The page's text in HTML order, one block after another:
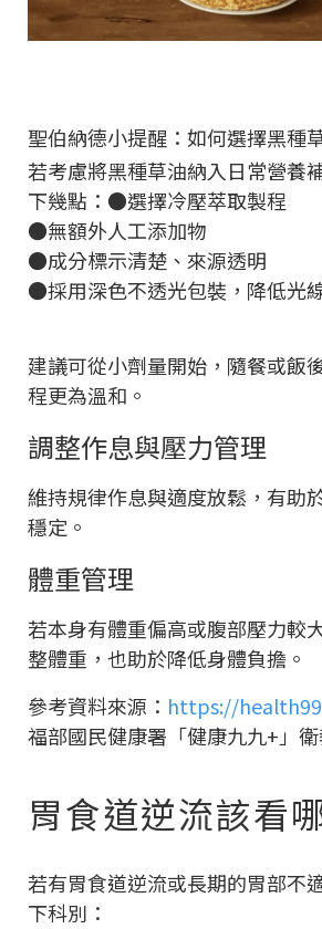
聖伯納德小提醒：如何選擇黑種
若考慮將黑種草油納入日常營養
下幾點：●選擇冷壓萃取製程
●無額外人工添加物
●成分標示清楚、來源透明
●採用深色不透光包裝，降低光
建議可從小劑量開始，隨餐或飯
程更為溫和。
調整作息與壓力管理
維持規律作息與適度放鬆，有助
穩定。
體重管理
若本身有體重偏高或腹部壓力較
整體重，也助於降低身體負擔。
參考資料來源： https://
福部國民健康署「健康九九+」
胃食道逆流該看
若有胃食道逆流或長期的胃部不
下科別：